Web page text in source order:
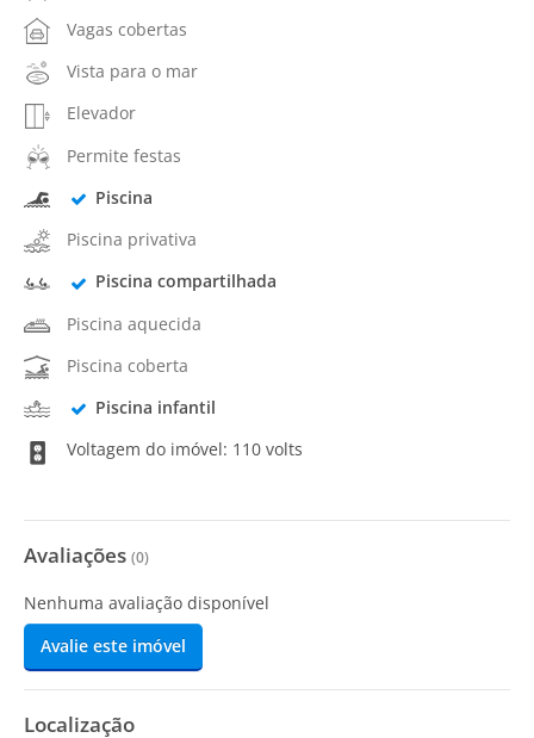
Vagas cobertas
Vista para o mar
Elevador
Permite festas
Piscina
Piscina privativa
Piscina compartilhada
Piscina aquecida
Piscina coberta
Piscina infantil
Voltagem do imóvel: 110 volts
Avaliações (0)
Nenhuma avaliação disponível
Avalie este imóvel
Localização